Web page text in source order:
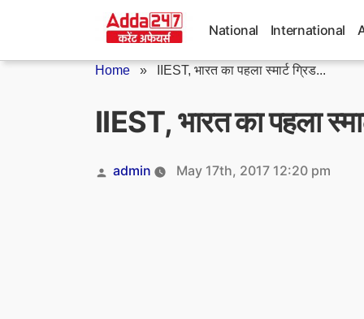
National International
Home » IIEST, भारत का पहला स्मार्ट ग्रिड...
IIEST, भारत का पहला
Posted
admin May 17th, 2017 12:20 pm